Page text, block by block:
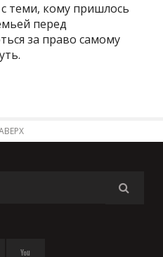
теми, кому пришлось
перед
за право самому